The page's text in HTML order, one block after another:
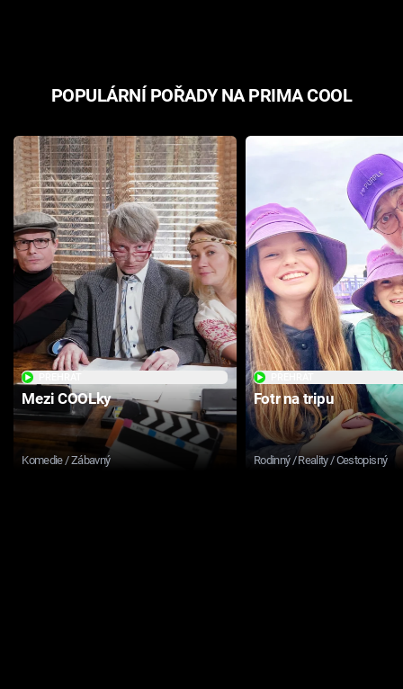
POPULÁRNÍ POŘADY NA PRIMA COOL
Mezi COOLky
Komedie / Zábavný
Fotr na tripu
Rodinný / Reality / Cestopisný